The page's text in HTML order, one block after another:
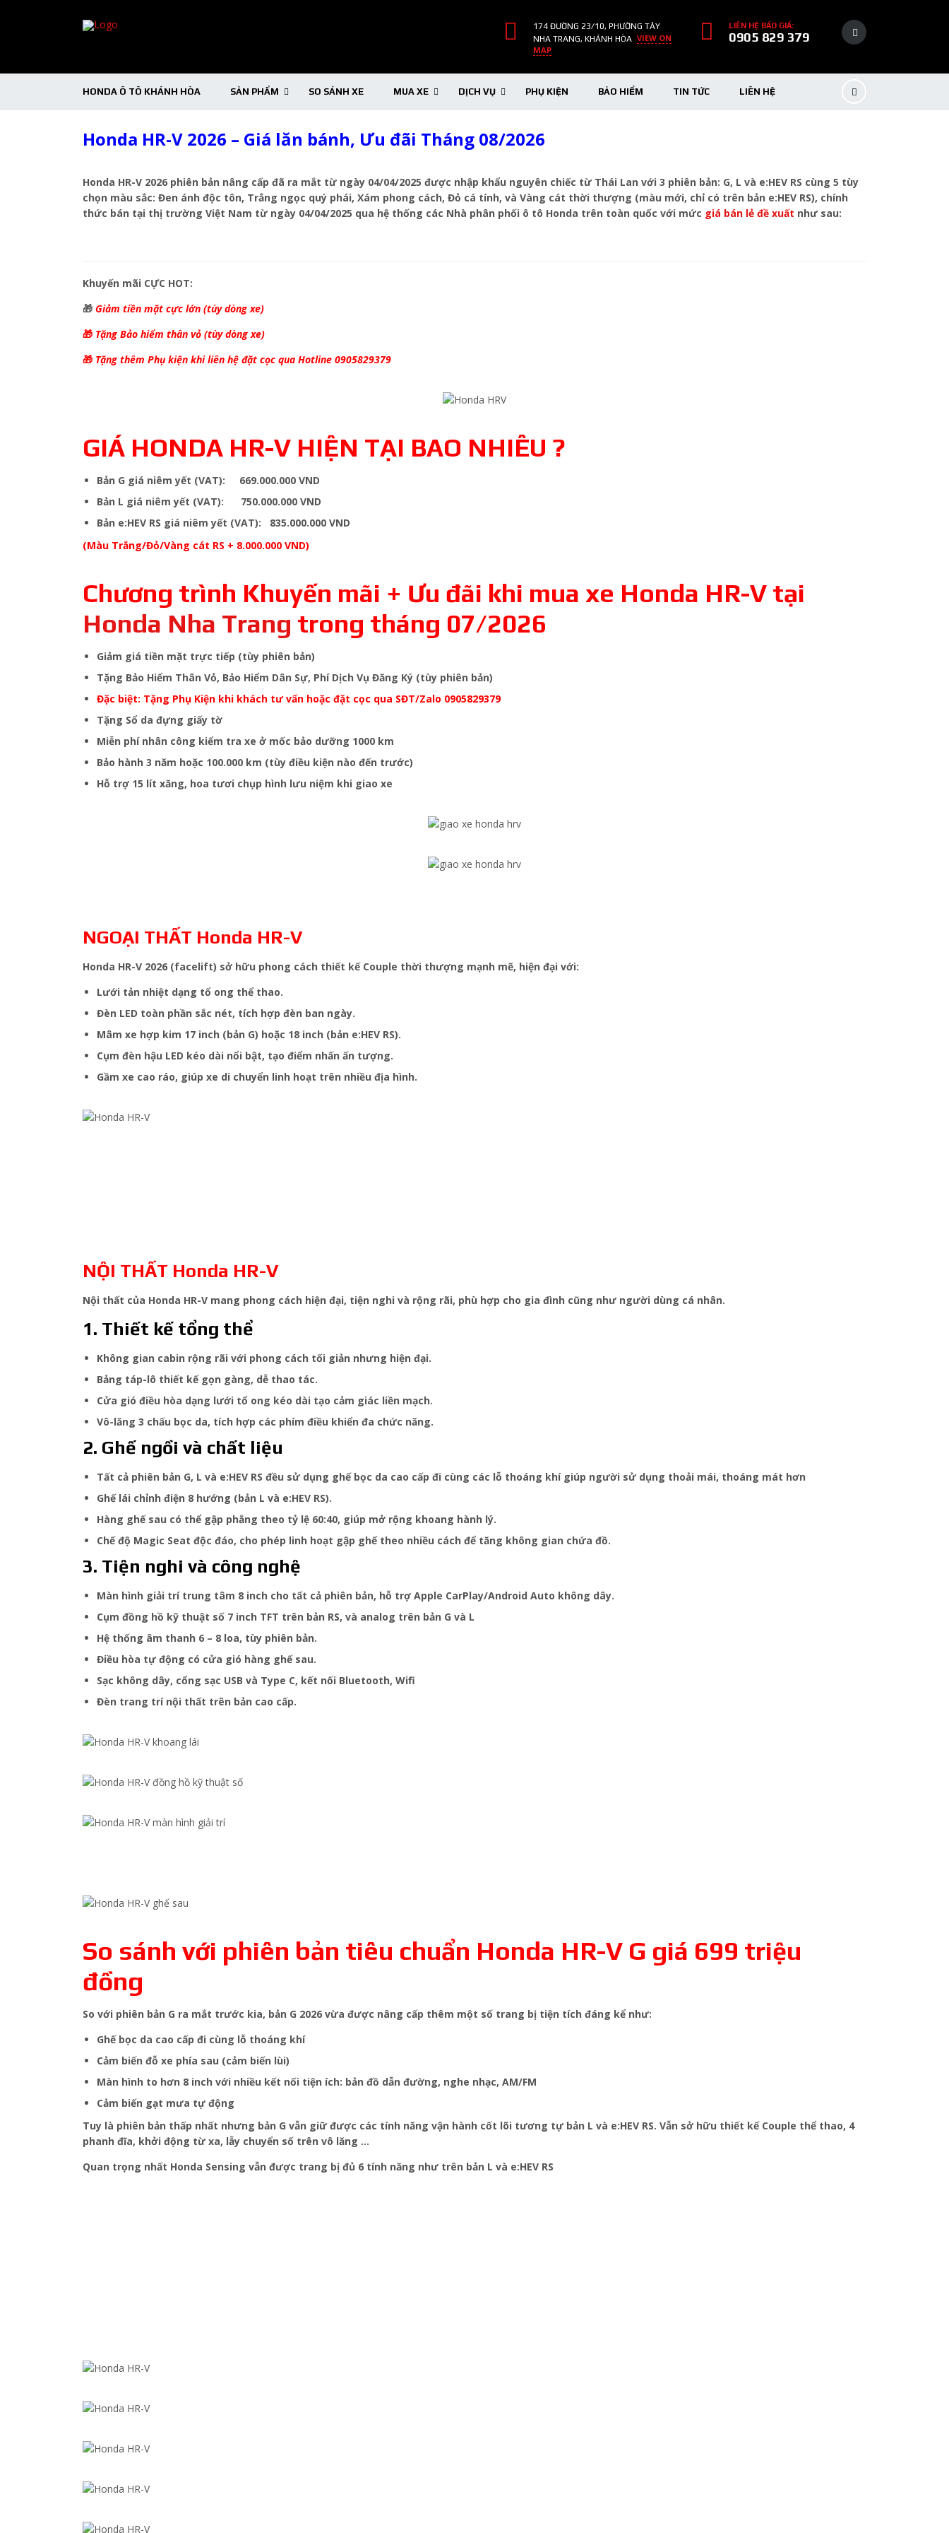
LIÊN HỆ BÁO GIÁ:
0905 829 379
174 ĐƯỜNG 23/10, PHƯỜNG TÂY
NHA TRANG, KHÁNH HÒA VIEW ON
MAP
HONDA Ô TÔ KHÁNH HÒA SẢN PHẨM SO SÁNH XE MUA XE DỊCH VỤ PHỤ KIỆN BẢO HIỂM TIN TỨC LIÊN HỆ
Honda HR-V 2026 – Giá lăn bánh, Ưu đãi Tháng 08/2026
Honda HR-V 2026 phiên bản nâng cấp đã ra mắt từ ngày 04/04/2025 được nhập khẩu nguyên chiếc từ Thái Lan với 3 phiên bản: G, L và e:HEV RS cùng 5 tùy
chọn màu sắc: Đen ánh độc tôn, Trắng ngọc quý phái, Xám phong cách, Đỏ cá tính, và Vàng cát thời thượng (màu mới, chỉ có trên bản e:HEV RS), chính
thức bán tại thị trường Việt Nam từ ngày 04/04/2025 qua hệ thống các Nhà phân phối ô tô Honda trên toàn quốc với mức giá bán lẻ đề xuất như sau:
Khuyến mãi CỰC HOT:
🎁 Giảm tiền mặt cực lớn (tùy dòng xe)
🎁 Tặng Bảo hiểm thân vỏ (tùy dòng xe)
🎁 Tặng thêm Phụ kiện khi liên hệ đặt cọc qua Hotline 0905829379
GIÁ HONDA HR-V HIỆN TẠI BAO NHIÊU ?
Bản G giá niêm yết (VAT): 669.000.000 VND
Bản L giá niêm yết (VAT): 750.000.000 VND
Bản e:HEV RS giá niêm yết (VAT): 835.000.000 VND
(Màu Trắng/Đỏ/Vàng cát RS + 8.000.000 VND)
Chương trình Khuyến mãi + Ưu đãi khi mua xe Honda HR-V tại
Honda Nha Trang trong tháng 07/2026
Giảm giá tiền mặt trực tiếp (tùy phiên bản)
Tặng Bảo Hiểm Thân Vỏ, Bảo Hiểm Dân Sự, Phí Dịch Vụ Đăng Ký (tùy phiên bản)
Đặc biệt: Tặng Phụ Kiện khi khách tư vấn hoặc đặt cọc qua SĐT/Zalo 0905829379
Tặng Sổ da đựng giấy tờ
Miễn phí nhân công kiểm tra xe ở mốc bảo dưỡng 1000 km
Bảo hành 3 năm hoặc 100.000 km (tùy điều kiện nào đến trước)
Hỗ trợ 15 lít xăng, hoa tươi chụp hình lưu niệm khi giao xe
NGOẠI THẤT Honda HR-V
Honda HR-V 2026 (facelift) sở hữu phong cách thiết kế Couple thời thượng mạnh mẽ, hiện đại với:
Lưới tản nhiệt dạng tổ ong thể thao.
Đèn LED toàn phần sắc nét, tích hợp đèn ban ngày.
Mâm xe hợp kim 17 inch (bản G) hoặc 18 inch (bản e:HEV RS).
Cụm đèn hậu LED kéo dài nổi bật, tạo điểm nhấn ấn tượng.
Gầm xe cao ráo, giúp xe di chuyển linh hoạt trên nhiều địa hình.
NỘI THẤT Honda HR-V
Nội thất của Honda HR-V mang phong cách hiện đại, tiện nghi và rộng rãi, phù hợp cho gia đình cũng như người dùng cá nhân.
1. Thiết kế tổng thể
Không gian cabin rộng rãi với phong cách tối giản nhưng hiện đại.
Bảng táp-lô thiết kế gọn gàng, dễ thao tác.
Cửa gió điều hòa dạng lưới tổ ong kéo dài tạo cảm giác liền mạch.
Vô-lăng 3 chấu bọc da, tích hợp các phím điều khiển đa chức năng.
2. Ghế ngồi và chất liệu
Tất cả phiên bản G, L và e:HEV RS đều sử dụng ghế bọc da cao cấp đi cùng các lỗ thoáng khí giúp người sử dụng thoải mái, thoáng mát hơn
Ghế lái chỉnh điện 8 hướng (bản L và e:HEV RS).
Hàng ghế sau có thể gập phẳng theo tỷ lệ 60:40, giúp mở rộng khoang hành lý.
Chế độ Magic Seat độc đáo, cho phép linh hoạt gập ghế theo nhiều cách để tăng không gian chứa đồ.
3. Tiện nghi và công nghệ
Màn hình giải trí trung tâm 8 inch cho tất cả phiên bản, hỗ trợ Apple CarPlay/Android Auto không dây.
Cụm đồng hồ kỹ thuật số 7 inch TFT trên bản RS, và analog trên bản G và L
Hệ thống âm thanh 6 – 8 loa, tùy phiên bản.
Điều hòa tự động có cửa gió hàng ghế sau.
Sạc không dây, cổng sạc USB và Type C, kết nối Bluetooth, Wifi
Đèn trang trí nội thất trên bản cao cấp.
So sánh với phiên bản tiêu chuẩn Honda HR-V G giá 699 triệu
đồng
So với phiên bản G ra mắt trước kia, bản G 2026 vừa được nâng cấp thêm một số trang bị tiện tích đáng kể như:
Ghế bọc da cao cấp đi cùng lỗ thoáng khí
Cảm biến đỗ xe phía sau (cảm biến lùi)
Màn hình to hơn 8 inch với nhiều kết nối tiện ích: bản đồ dẫn đường, nghe nhạc, AM/FM
Cảm biến gạt mưa tự động
Tuy là phiên bản thấp nhất nhưng bản G vẫn giữ được các tính năng vận hành cốt lõi tương tự bản L và e:HEV RS. Vẫn sở hữu thiết kế Couple thể thao, 4
phanh đĩa, khởi động từ xa, lẫy chuyển số trên vô lăng …
Quan trọng nhất Honda Sensing vẫn được trang bị đủ 6 tính năng như trên bản L và e:HEV RS